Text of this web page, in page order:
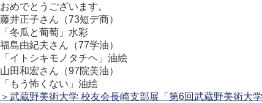
おめでとうございます。
藤井正子さん（73短デ商）
「冬瓜と葡萄」水彩
福島由紀夫さん（77学油）
「イトシキモノタチヘ」油絵
山田和宏さん（97院美油）
「もう怖くない」油絵
＞武蔵野美術大学 校友会長崎支部展「第6回武蔵野美術大